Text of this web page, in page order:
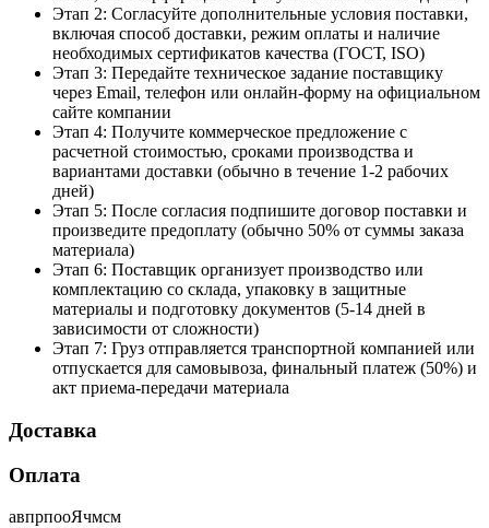
Этап 2: Согласуйте дополнительные условия поставки,
включая способ доставки, режим оплаты и наличие
необходимых сертификатов качества (ГОСТ, ISO)
Этап 3: Передайте техническое задание поставщику
через Email, телефон или онлайн-форму на официальном
сайте компании
Этап 4: Получите коммерческое предложение с
расчетной стоимостью, сроками производства и
вариантами доставки (обычно в течение 1-2 рабочих
дней)
Этап 5: После согласия подпишите договор поставки и
произведите предоплату (обычно 50% от суммы заказа
материала)
Этап 6: Поставщик организует производство или
комплектацию со склада, упаковку в защитные
материалы и подготовку документов (5-14 дней в
зависимости от сложности)
Этап 7: Груз отправляется транспортной компанией или
отпускается для самовывоза, финальный платеж (50%) и
акт приема-передачи материала
Доставка
Оплата
авпрпооЯчмсм